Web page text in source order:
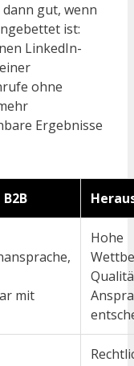
gut, wenn
ist:
LinkedIn-
ohne
Ergebnisse
mit
Hohe